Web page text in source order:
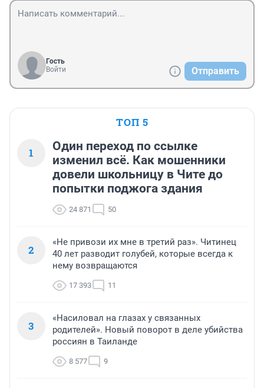
Гость
Войти
Отправить
ТОП 5
1
Один переход по ссылке
изменил всё. Как мошенники
довели школьницу в Чите до
попытки поджога здания
24 871 50
2
«Не привози их мне в третий раз». Читинец
40 лет разводит голубей, которые всегда к
нему возвращаются
17 393 11
3
«Насиловал на глазах у связанных
родителей». Новый поворот в деле убийства
россиян в Таиланде
8 577 9